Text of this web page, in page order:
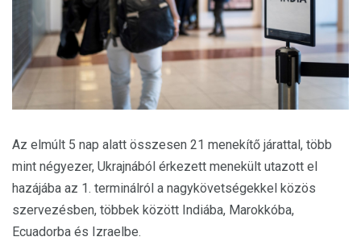
Az elmúlt 5 nap alatt összesen 21 menekítő járattal, több
mint négyezer, Ukrajnából érkezett menekült utazott el
hazájába az 1. terminálról a nagykövetségekkel közös
szervezésben, többek között Indiába, Marokkóba,
Ecuadorba és Izraelbe.